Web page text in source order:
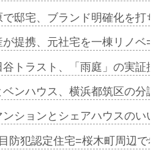
邸宅、ブランド明確化を
が提携、元社宅を一棟リノ
谷トラスト、「雨庭」の実
ンハウス、横浜都筑区の
ンションとシェアハウスの
防犯認定住宅=桜木町周辺